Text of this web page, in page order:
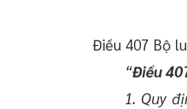
Điều 407 Bộ
“Điều
1. Quy